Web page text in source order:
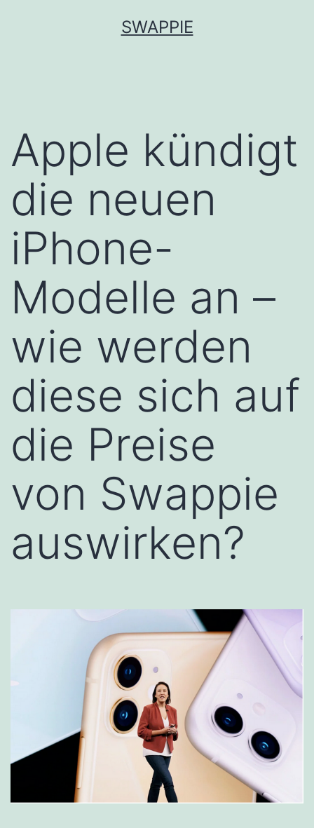
SWAPPIE
Apple kündigt
die neuen
iPhone-
Modelle an –
wie werden
diese sich auf
die Preise
von Swappie
auswirken?